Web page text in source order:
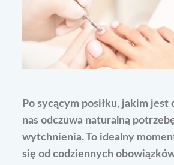
Po sycącym posiłku, jakim jest
nas odczuwa naturalną
wytchnienia. To idealny
się od codziennych